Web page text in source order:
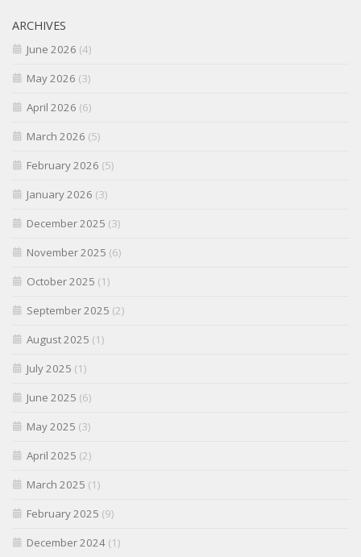
ARCHIVES
June 2026 (4)
May 2026 (3)
April 2026 (6)
March 2026 (5)
February 2026 (5)
January 2026 (3)
December 2025 (3)
November 2025 (6)
October 2025 (1)
September 2025 (2)
August 2025 (1)
July 2025 (1)
June 2025 (6)
May 2025 (3)
April 2025 (2)
March 2025 (1)
February 2025 (9)
December 2024 (1)